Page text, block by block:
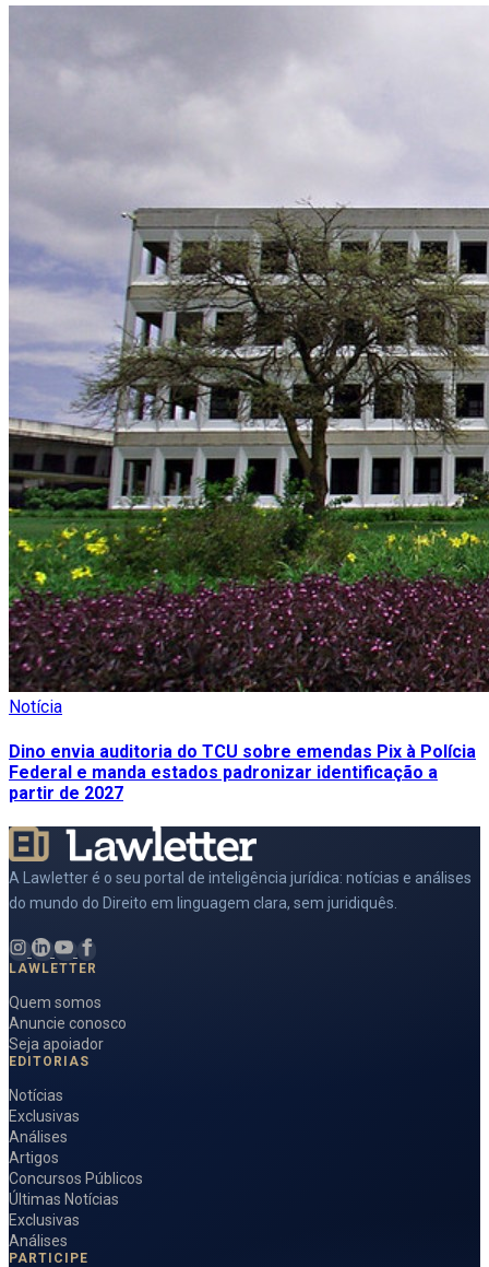
Notícia
Dino envia auditoria do TCU sobre emendas Pix à Polícia
Federal e manda estados padronizar identificação a
partir de 2027
A Lawletter é o seu portal de inteligência jurídica: notícias e análises
do mundo do Direito em linguagem clara, sem juridiquês.
LAWLETTER
Quem somos
Anuncie conosco
Seja apoiador
EDITORIAS
Notícias
Exclusivas
Análises
Artigos
Concursos Públicos
Últimas Notícias
Exclusivas
Análises
PARTICIPE